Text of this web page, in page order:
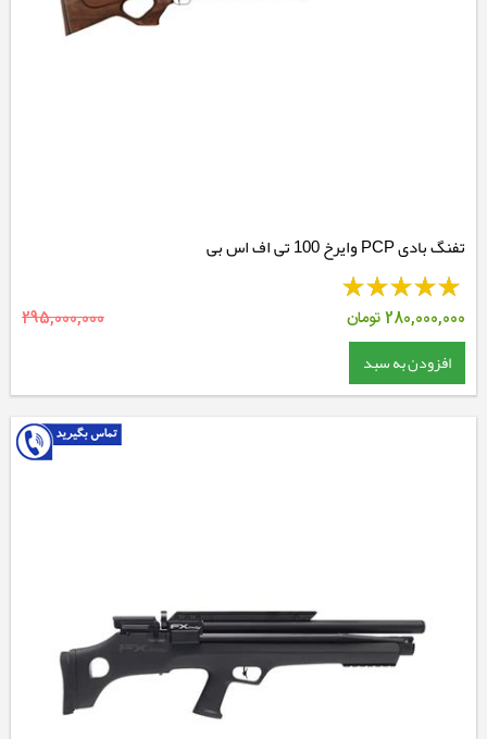
تفنگ بادی PCP وایرخ 100 تی اف اس بی
280,000,000تومان 295,000,000
افزودن به سبد